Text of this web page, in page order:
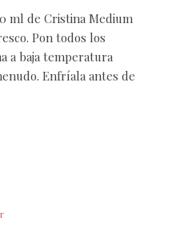
ml de Cristina Medium
Pon todos los
a baja temperatura
Enfríala antes de